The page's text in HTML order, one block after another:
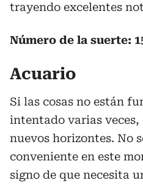
trayendo excelentes
Número de la suerte:
Acuario
Si las cosas no están
intentado varias
nuevos horizontes. No
conveniente en este
signo de que necesita